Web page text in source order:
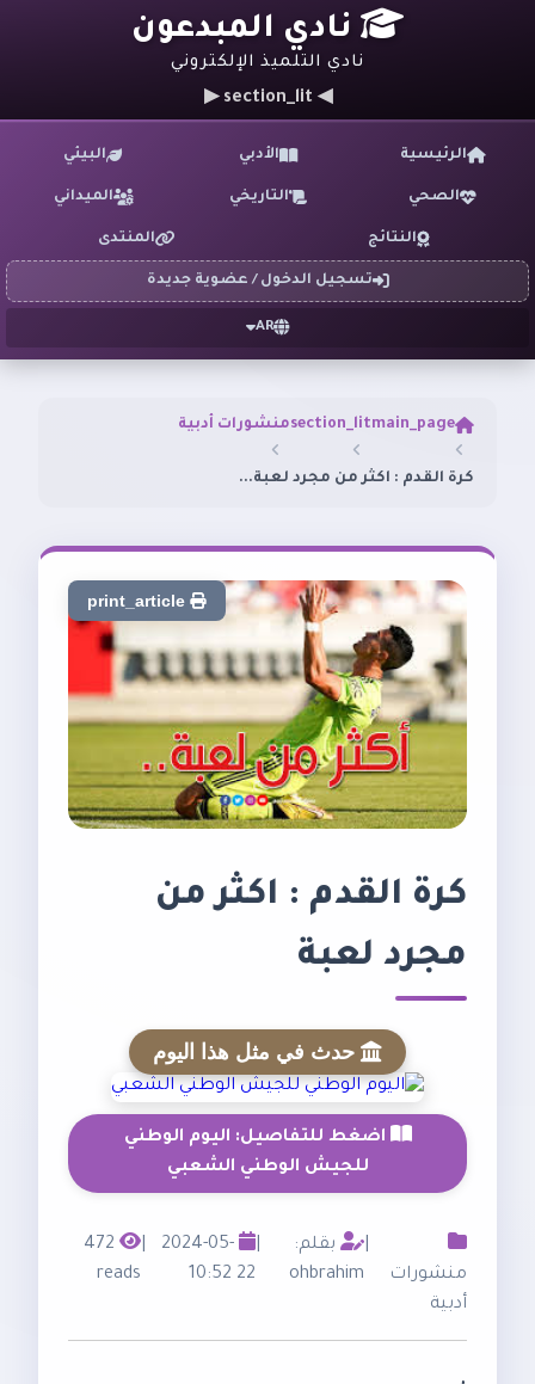
نادي المبدعون
نادي التلميذ الإلكتروني
◀ section_lit ▶
الرئيسية الأدبي البيئي
الصحي التاريخي الميداني
النتائج المنتدى
تسجيل الدخول / عضوية جديدة
AR
main_page
section_litمنشورات أدبية
كرة القدم : اكثر من مجرد لعبة...
كرة القدم : اكثر من
مجرد لعبة
حدث في مثل هذا اليوم
اضغط للتفاصيل: اليوم الوطني
للجيش الوطني الشعبي
منشورات
أدبية
|
بقلم:
ohbrahim
2024-05-
22 10:52
|
472
reads